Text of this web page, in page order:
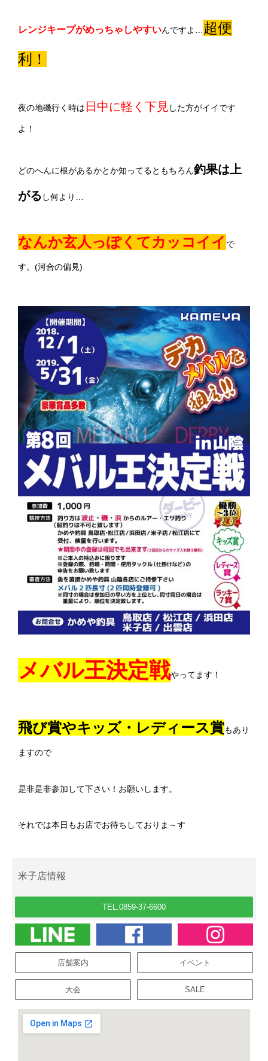
レンジキープがめっちゃしやすいんですよ… 超便
利！
夜の地磯行く時は 日中に軽く下見 した方がイイです
よ！
どのへんに根があるかとか知ってるともちろん釣果は上
がる し何より…
なんか玄人っぽくてカッコイイ で
す。(河合の偏見)
メバル王決定戦やってます！
飛び賞やキッズ・レディース賞もあり
ますので
是非是非参加して下さい！お願いします。
それでは本日もお店でお待ちしておりま～す
米子店情報
TEL.0859-37-6600
店舗案内 イベント
大会 SALE